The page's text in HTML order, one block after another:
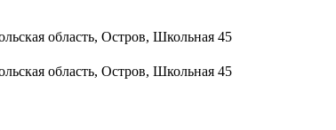
область, Остров, Школьная 45
область, Остров, Школьная 45